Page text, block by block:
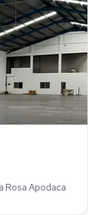
Rosa Apodaca